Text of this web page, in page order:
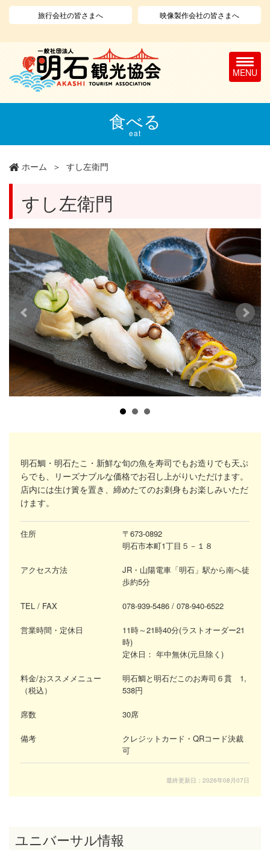
コ
旅行会社の皆さまへ 映像製作会社の皆さまへ
T
o
g
g
a
o
n
食べる
eat
ホーム すし左衛門
すし左衛門
明石鯛・明石たこ・新鮮な旬の魚を寿司でもお造りでも天ぷ
らでも、リーズナブルな価格でお召し上がりいただけます。
店内には生け簀を置き、締めたてのお刺身もお楽しみいただ
けます。
住所
〒673-0892
明石市本町1丁目５－１８
アクセス方法
JR・山陽電車「明石」駅から南へ徒
歩約5分
TEL / FAX 078-939-5486 / 078-940-6522
営業時間・定休日
11時～21時40分(ラストオーダー21
時)
定休日： 年中無休(元旦除く)
料金/おススメメニュー
（税込）
明石鯛と明石だこのお寿司６貫 1,
538円
席数 30席
備考
クレジットカード・QRコード決裁
可
最終更新日：2026年08月07日
ユニバーサル情報